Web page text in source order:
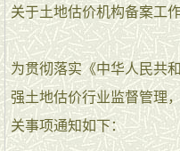
关于土地估价机构备案工
为贯彻落实《中华人民共
强土地估价行业监督管理
关事项通知如下：